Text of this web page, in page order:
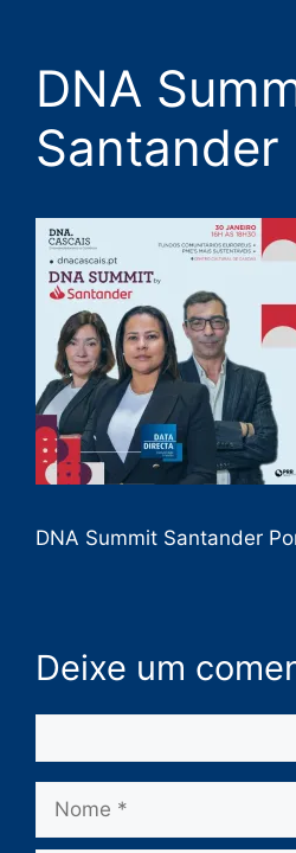
DNA
Santander
DNA Summit Santander
Deixe um